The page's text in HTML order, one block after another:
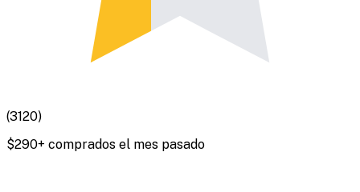
(3120)
$290+ comprados el mes pasado